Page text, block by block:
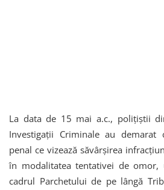
La data de 15 mai a.c., polițiștii
Investigații Criminale au demarat
penal ce vizează săvârșirea
în modalitatea tentativei de
cadrul Parchetului de pe lângă